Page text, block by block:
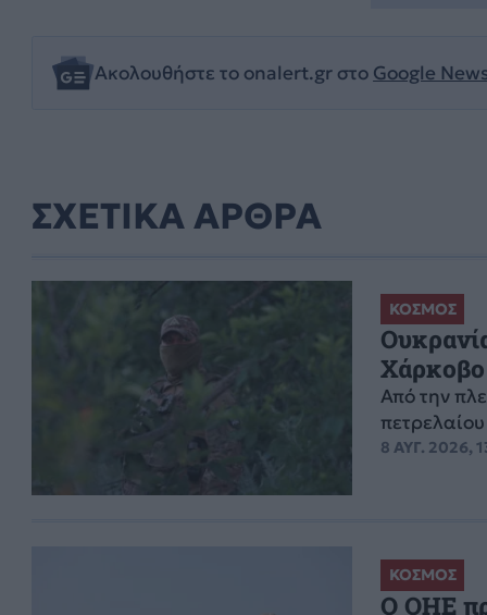
Ακολουθήστε το onalert.gr στο Google
ΣΧΕΤΙΚΑ ΑΡΘΡΑ
ΚΟΣΜΟΣ
Χάρκοβο
Από την
πετρελαίου
8 ΑΥΓ. 2026,
ΚΟΣΜΟΣ
Ο ΟΗΕ